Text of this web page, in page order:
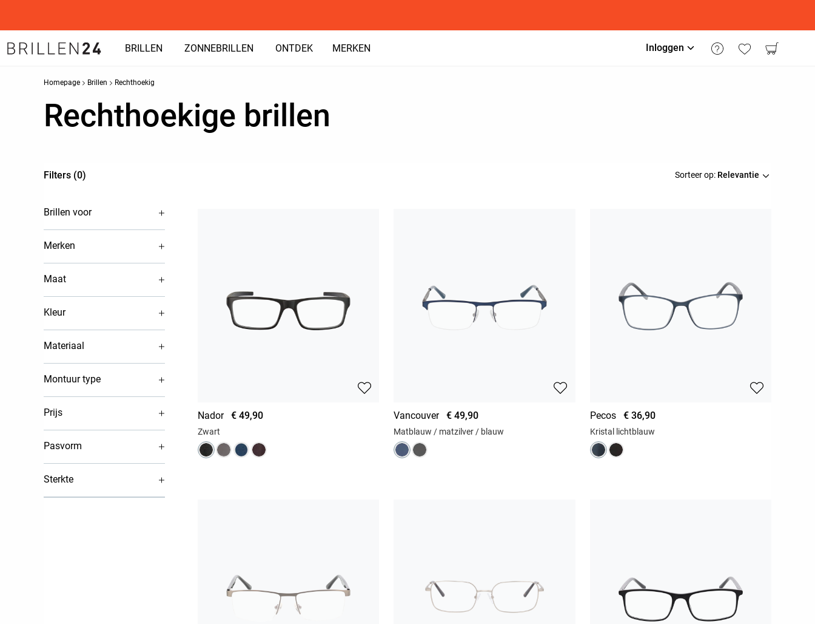
BRILLEN ZONNEBRILLEN ONTDEK MERKEN Inloggen
Homepage Brillen Rechthoekig
Rechthoekige brillen
Filters (0) Sorteer op: Relevantie
Brillen voor
Merken
Maat
Kleur
Materiaal
Montuur type
Prijs
Pasvorm
Sterkte
Nador € 49,90
Zwart
Vancouver € 49,90
Matblauw / matzilver / blauw
Pecos € 36,90
Kristal lichtblauw